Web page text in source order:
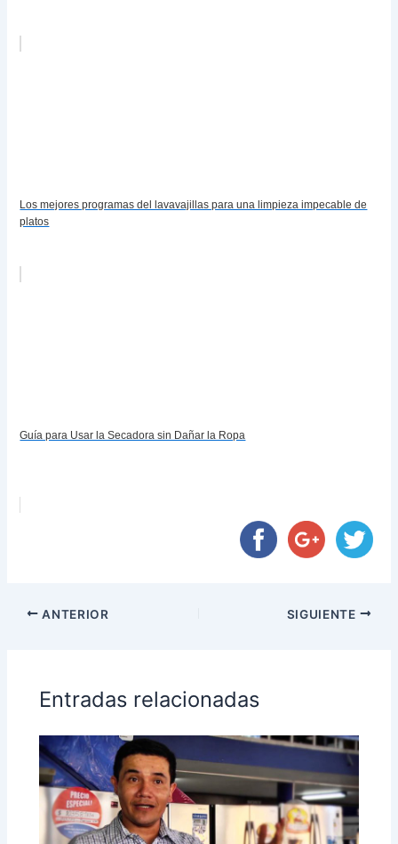
Los mejores programas del lavavajillas para una limpieza impecable de
platos
Guía para Usar la Secadora sin Dañar la Ropa
ANTERIOR SIGUIENTE
Entradas relacionadas